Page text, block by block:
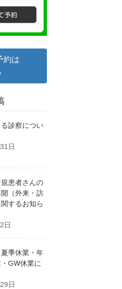
約は
診察につい
日
規患者さんの
（外来・訪
するお知ら
日
季休業・年
GW休業に
日